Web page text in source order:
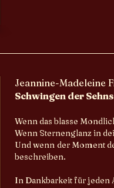
Jeannine-Madeleine
Schwingen der
Wenn das blasse
Wenn Sternenglanz in
Und wenn der Moment
beschreiben.
In Dankbarkeit für jeden